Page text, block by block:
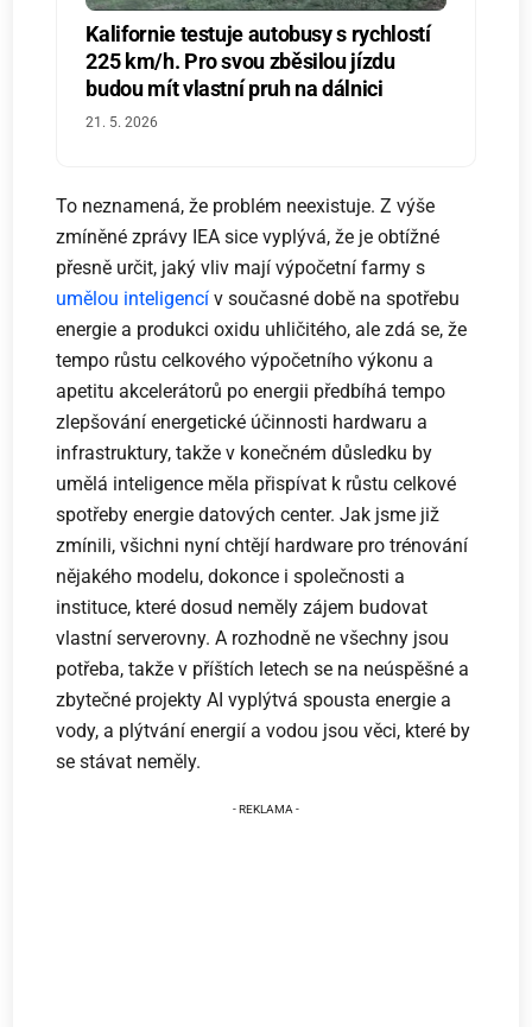
Kalifornie testuje autobusy s rychlostí
225 km/h. Pro svou zběsilou jízdu
budou mít vlastní pruh na dálnici
21. 5. 2026
To neznamená, že problém neexistuje. Z výše
zmíněné zprávy IEA sice vyplývá, že je obtížné
přesně určit, jaký vliv mají výpočetní farmy s
umělou inteligencí v současné době na spotřebu
energie a produkci oxidu uhličitého, ale zdá se, že
tempo růstu celkového výpočetního výkonu a
apetitu akcelerátorů po energii předbíhá tempo
zlepšování energetické účinnosti hardwaru a
infrastruktury, takže v konečném důsledku by
umělá inteligence měla přispívat k růstu celkové
spotřeby energie datových center. Jak jsme již
zmínili, všichni nyní chtějí hardware pro trénování
nějakého modelu, dokonce i společnosti a
instituce, které dosud neměly zájem budovat
vlastní serverovny. A rozhodně ne všechny jsou
potřeba, takže v příštích letech se na neúspěšné a
zbytečné projekty AI vyplýtvá spousta energie a
vody, a plýtvání energií a vodou jsou věci, které by
se stávat neměly.